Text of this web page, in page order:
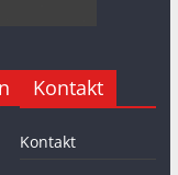
Kontakt
Kontakt